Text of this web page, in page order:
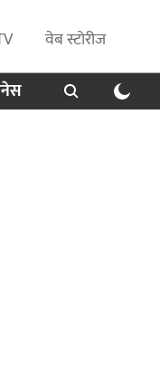
वेब स्टोरीज